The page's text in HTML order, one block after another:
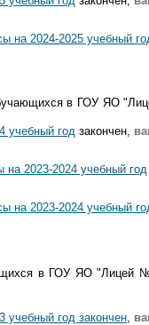
на 2024-2025 учебный
в ГОУ ЯО
учебный год закончен,
2023-2024 учебный год
на 2023-2024 учебный
в ГОУ ЯО "Лицей
учебный год закончен